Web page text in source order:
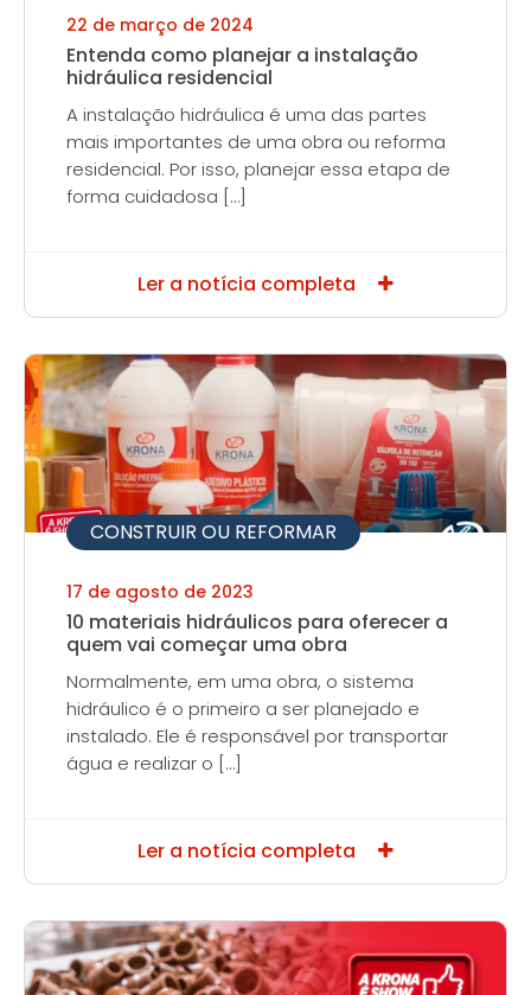
22 de março de 2024
Entenda como planejar a instalação
hidráulica residencial
A instalação hidráulica é uma das partes
mais importantes de uma obra ou reforma
residencial. Por isso, planejar essa etapa de
forma cuidadosa […]
Ler a notícia completa
CONSTRUIR OU REFORMAR
17 de agosto de 2023
10 materiais hidráulicos para oferecer a
quem vai começar uma obra
Normalmente, em uma obra, o sistema
hidráulico é o primeiro a ser planejado e
instalado. Ele é responsável por transportar
água e realizar o […]
Ler a notícia completa